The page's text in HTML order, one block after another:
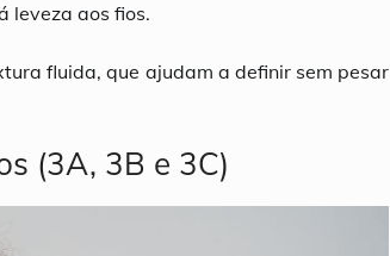
leveza aos fios.
fluida, que ajudam a definir sem pesar
(3A, 3B e 3C)